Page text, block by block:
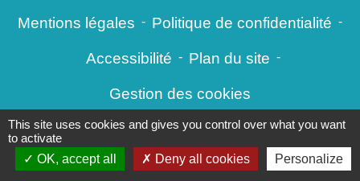
Mentions légales - Politique de confidentialité -
Accessibilité - Plan du site -
Gestion des cookies
Site créé en partenariat avec Réseau des Communes
This site uses cookies and gives you control over what you want
to activate
OK, accept all
Deny all cookies Personalize